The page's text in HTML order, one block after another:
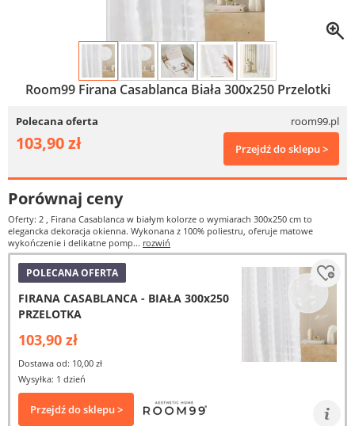
Room99 Firana Casablanca Biała 300x250 Przelotki
Polecana oferta room99.pl
103,90 zł Przejdź do sklepu >
Porównaj ceny
Oferty: 2 , Firana Casablanca w białym kolorze o wymiarach 300x250 cm to
elegancka dekoracja okienna. Wykonana z 100% poliestru, oferuje matowe
wykończenie i delikatne pomp... rozwiń
POLECANA OFERTA
FIRANA CASABLANCA - BIAŁA 300x250
PRZELOTKA
103,90 zł
Dostawa od: 10,00 zł
Wysyłka: 1 dzień
Przejdź do sklepu >